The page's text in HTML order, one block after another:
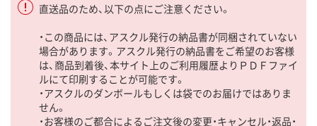
直送品のため、以下の点にご注意ください。
・この商品には、アスクル発行の納品書が同梱されていない
場合があります。アスクル発行の納品書をご希望のお客様
は、商品到着後、本サイト上のご利用履歴よりＰＤＦファイ
ルにて印刷することが可能です。
・アスクルのダンボールもしくは袋でのお届けではありま
せん。
・お客様のご都合によるご注文後の変更・キャンセル・返品・